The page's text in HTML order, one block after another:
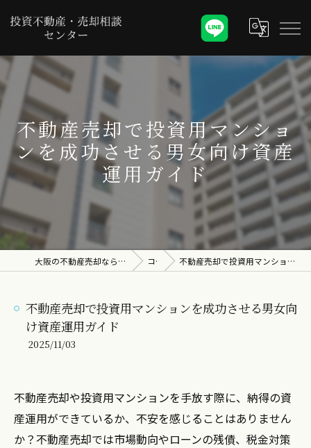
不動産売却で投資用マンショ
ンを成功させる男女向け資産
運用ガイド
大阪の不動産売却なら投資不動産・売却相談センター コラム 不動産売却で投資用マンションを成功させる男女向け資産運用ガイド
不動産売却で投資用マンションを成功させる男女向
け資産運用ガイド
2025/11/03
不動産売却や投資用マンションを手放す際に、納得の資
産運用ができているか、不安を感じることはありません
か？不動産売却では市場動向やローンの残債、税金対策